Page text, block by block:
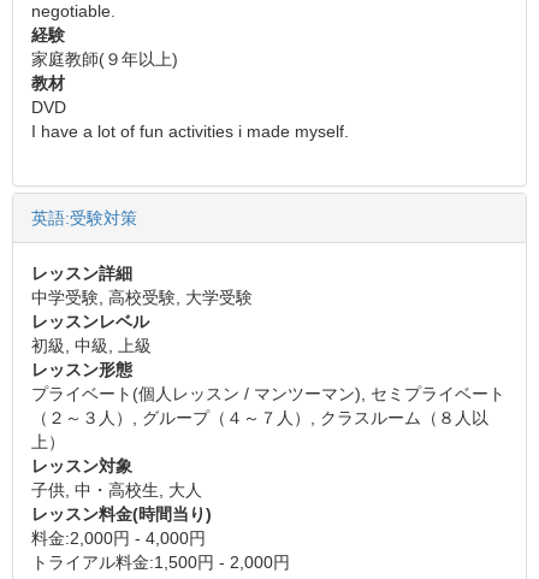
negotiable.
経験
家庭教師(９年以上)
教材
DVD
I have a lot of fun activities i made myself.
英語:受験対策
レッスン詳細
中学受験, 高校受験, 大学受験
レッスンレベル
初級, 中級, 上級
レッスン形態
プライベート(個人レッスン / マンツーマン), セミプライベート
（２～３人）, グループ（４～７人）, クラスルーム（８人以
上）
レッスン対象
子供, 中・高校生, 大人
レッスン料金(時間当り)
料金:2,000円 - 4,000円
トライアル料金:1,500円 - 2,000円